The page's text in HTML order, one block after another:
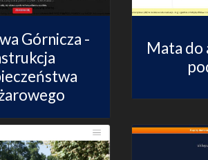
Górnicza -
Mata do